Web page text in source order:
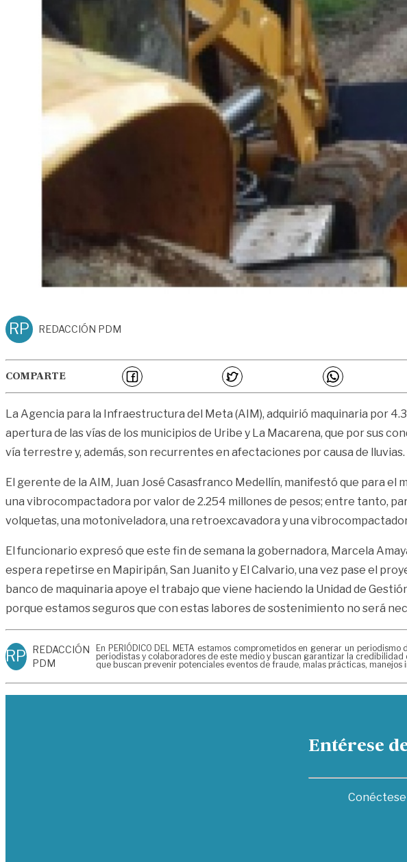
RP REDACCIÓN PDM
COMPARTE
La Agencia para la Infraestructura del Meta (AIM), adquirió maquinaria por
apertura de las vías de los municipios de Uribe y La Macarena, que por sus
vía terrestre y, además, son recurrentes en afectaciones por causa de lluvias.
El gerente de la AIM, Juan José Casasfranco Medellín, manifestó que para
una vibrocompactadora por valor de 2.254 millones de pesos; entre tanto,
volquetas, una motoniveladora, una retroexcavadora y una
El funcionario expresó que este fin de semana la gobernadora, Marcela
espera repetirse en Mapiripán, San Juanito y El Calvario, una vez pase el
banco de maquinaria apoye el trabajo que viene haciendo la Unidad de
porque estamos seguros que con estas labores de sostenimiento no será
RP REDACCIÓN
PDM
En PERIÓDICO DEL META estamos comprometidos en generar un
periodistas y colaboradores de este medio y buscan garantizar la
que buscan prevenir potenciales eventos de fraude, malas prácticas,
Entérese